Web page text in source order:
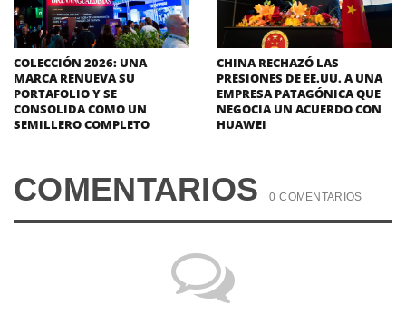
COLECCIÓN 2026: UNA
MARCA RENUEVA SU
PORTAFOLIO Y SE
CONSOLIDA COMO UN
SEMILLERO COMPLETO
CHINA RECHAZÓ LAS
PRESIONES DE EE.UU. A UNA
EMPRESA PATAGÓNICA QUE
NEGOCIA UN ACUERDO CON
HUAWEI
COMENTARIOS 0 COMENTARIOS